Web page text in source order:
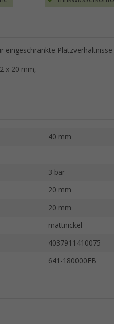
eingeschränkte
x 20 mm,
40 mm
-
3 bar
20 mm
20 mm
mattnickel
4037911410075
641-180000FB